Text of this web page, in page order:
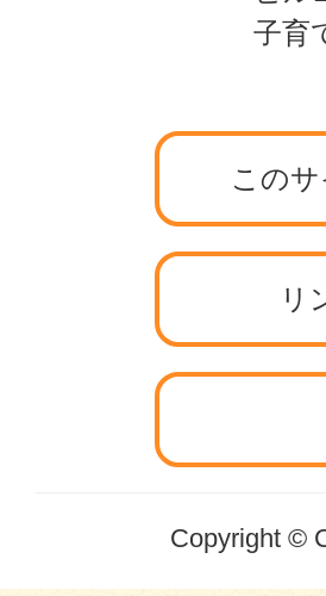
子育
この
リ
Copyright ©